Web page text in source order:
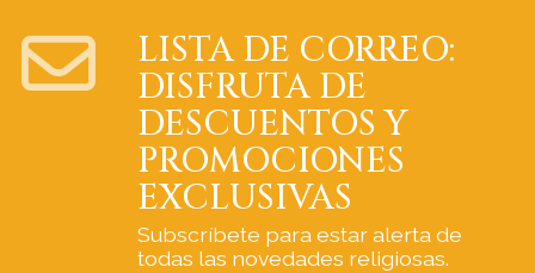
LISTA DE CORREO:
DISFRUTA DE
DESCUENTOS Y
PROMOCIONES
EXCLUSIVAS
Subscríbete para estar alerta de
todas las novedades religiosas.